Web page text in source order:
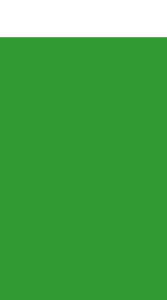
mảnh, Công ty
phẩm của chúng tôi
phẩm nông nghiệp